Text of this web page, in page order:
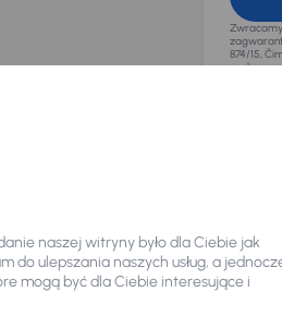
874/15,
osobowe
naszej witryny było dla Ciebie jak
do ulepszania naszych usług, a
mogą być dla Ciebie interesujące i